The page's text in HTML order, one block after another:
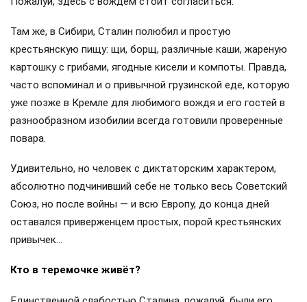
Там же, в Сибири, Сталин полюбил и простую
крестьянскую пищу: щи, борщ, различные каши, жареную
картошку с грибами, ягодные кисели и компоты. Правда,
часто вспоминал и о привычной грузинской еде, которую
уже позже в Кремле для любимого вождя и его гостей в
разнообразном изобилии всегда готовили проверенные
повара.
Удивительно, но человек с диктаторским характером,
абсолютно подчинивший себе не только весь Советский
Союз, но после войны — и всю Европу, до конца дней
оставался приверженцем простых, порой крестьянских
привычек…
Кто в теремочке живёт?